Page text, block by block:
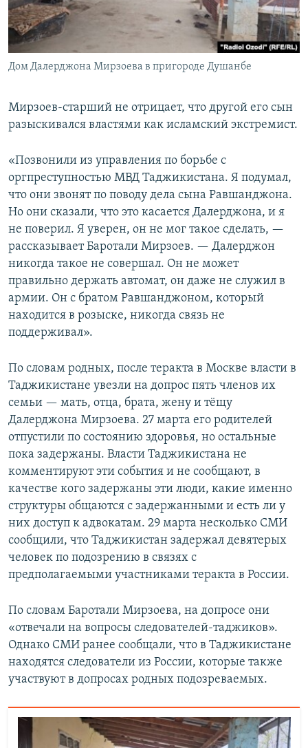
Дом Далерджона Мирзоева в пригороде Душанбе
Мирзоев-старший не отрицает, что другой его сын
разыскивался властями как исламский экстремист.
«Позвонили из управления по борьбе с
оргпреступностью МВД Таджикистана. Я подумал,
что они звонят по поводу дела сына Равшанджона.
Но они сказали, что это касается Далерджона, и я
не поверил. Я уверен, он не мог такое сделать, —
рассказывает Баротали Мирзоев. — Далерджон
никогда такое не совершал. Он не может
правильно держать автомат, он даже не служил в
армии. Он с братом Равшанджоном, который
находится в розыске, никогда связь не
поддерживал».
По словам родных, после теракта в Москве власти в
Таджикистане увезли на допрос пять членов их
семьи — мать, отца, брата, жену и тёщу
Далерджона Мирзоева. 27 марта его родителей
отпустили по состоянию здоровья, но остальные
пока задержаны. Власти Таджикистана не
комментируют эти события и не сообщают, в
качестве кого задержаны эти люди, какие именно
структуры общаются с задержанными и есть ли у
них доступ к адвокатам. 29 марта несколько СМИ
сообщили, что Таджикистан задержал девятерых
человек по подозрению в связях с
предполагаемыми участниками теракта в России.
По словам Баротали Мирзоева, на допросе они
«отвечали на вопросы следователей-таджиков».
Однако СМИ ранее сообщали, что в Таджикистане
находятся следователи из России, которые также
участвуют в допросах родных подозреваемых.